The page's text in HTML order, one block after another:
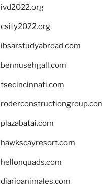
ivd2022.org
csity2022.org
ibsarstudyabroad.com
bennusehgall.com
tsecincinnati.com
plazabatai.com
hawkscayresort.com
hellonquads.com
diarioanimales.com